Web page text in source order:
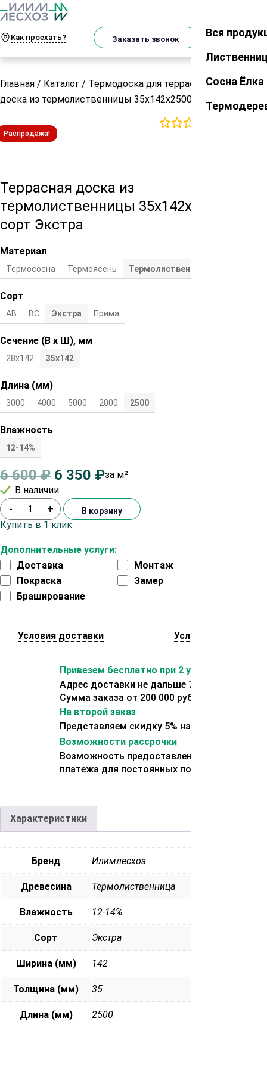
Как проехать? Заказать звонок Закрыть
Вся
Сосна Ёлка
Главная / Каталог / Термодоска для террасы /Террасная
доска из термолиственницы 35х142х2500 мм сорт Экстра
Распродажа!
Террасная доска из
термолиственницы 35х142х2500 мм
сорт Экстра
Материал
Термососна Термоясень Термолиственница
Сорт
АВ ВС Экстра Прима
Сечение (В х Ш), мм
28х142 35х142
Длина (мм)
3000 4000 5000 2000 2500
Влажность
12-14%
6 600₽ 6 350 ₽за м²
В наличии
Дополнительные услуги:
Доставка
Монтаж
Покраска
Замер
Браширование
- + В корзину
Купить в 1 клик
Условия доставки Условия оплаты
Привезем бесплатно при 2 условиях:
Адрес доставки не дальше 70 км от склада.
Сумма заказа от 200 000 рублей.
На второй заказ
Представляем скидку 5% на второй заказ
Возможности рассрочки
Возможность предоставления отсрочки
платежа для постоянных покупателей.
Характеристики
Бренд Илимлесхоз
Древесина Термолиственница
Влажность 12-14%
Сорт Экстра
Ширина (мм) 142
Толщина (мм) 35
Длина (мм) 2500